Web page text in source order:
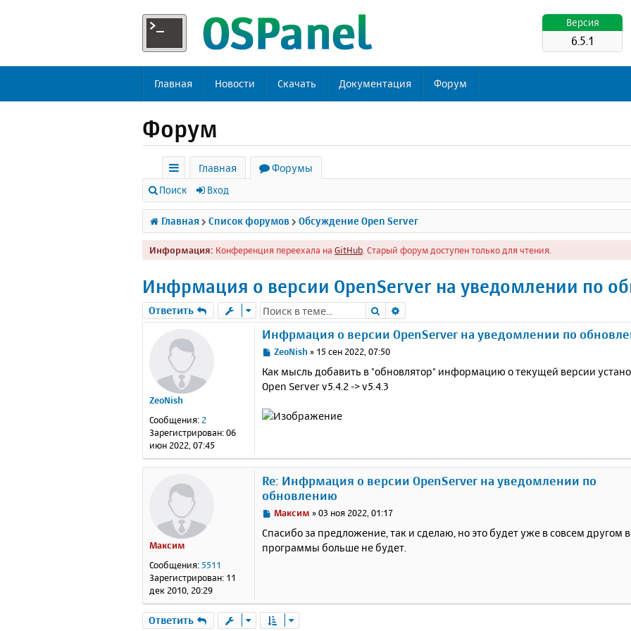
Версия
6.5.1
Главная Новости Скачать Документация Форум
Форум
с
ы
л
к
и
Главная
Форумы
Поиск Вход
Главная Список форумов Обсуждение Open Server
Информация: Конференция переехала на GitHub . Старый форум доступен только для чтения.
Инфрмация о версии OpenServer на уведомлении по
Ответить Поиск
ZeoNish
Сообщения: 2
Зарегистрирован:06
июн 2022, 07:45
Инфрмация о версии OpenServer на уведомлении по
С
о
б
е
ZeoNish » 15 сен 2022, 07:50
Как мысль добавить в "обновлятор" информацию о текущей версии
Open Server v5.4.2 -> v5.4.3
Максим
Сообщения: 5511
Зарегистрирован: 11
дек 2010, 20:29
Re: Инфрмация о версии OpenServer на уведомлении по
обновлению
С
о
б
е
Максим »03 ноя 2022, 01:17
Спасибо за предложение, так и сделаю, но это будет уже в совсем другом
программы больше не будет.
Ответить